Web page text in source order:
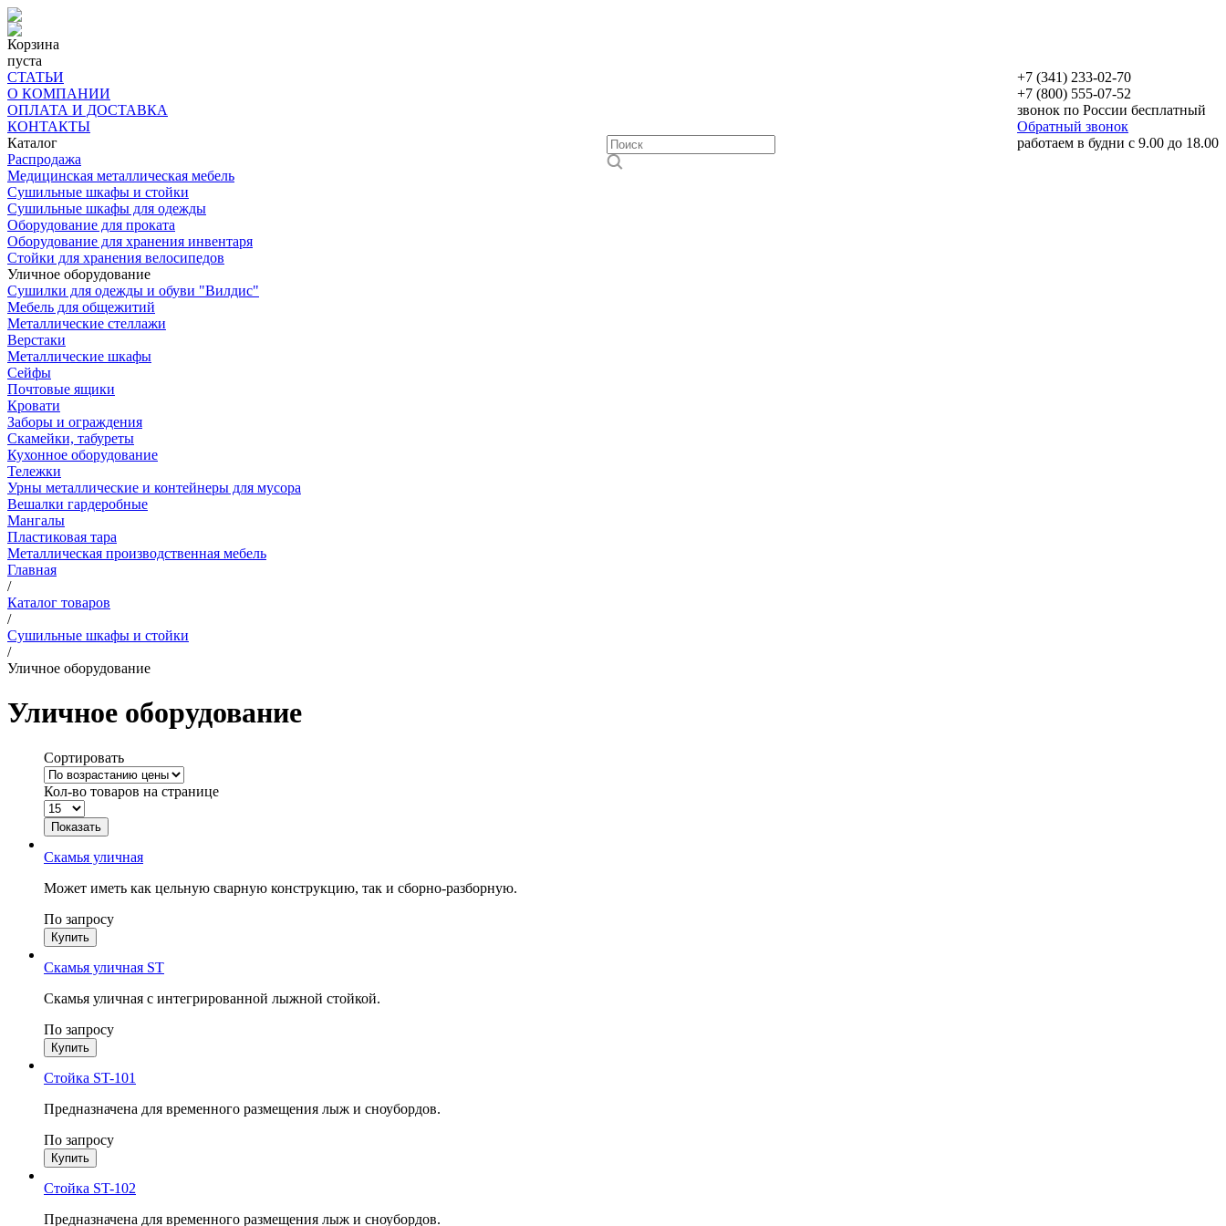
Корзина
пуста
+7 (341) 233-02-70
+7 (800) 555-07-52
звонок по России бесплатный
Обратный звонок
работаем в будни с 9.00 до 18.00
СТАТЬИ
О КОМПАНИИ
ОПЛАТА И ДОСТАВКА
КОНТАКТЫ
Каталог
Распродажа
Медицинская металлическая мебель
Сушильные шкафы и стойки
Сушильные шкафы для одежды
Оборудование для проката
Оборудование для хранения инвентаря
Стойки для хранения велосипедов
Уличное оборудование
Сушилки для одежды и обуви "Вилдис"
Мебель для общежитий
Металлические стеллажи
Верстаки
Металлические шкафы
Сейфы
Почтовые ящики
Кровати
Заборы и ограждения
Скамейки, табуреты
Кухонное оборудование
Тележки
Урны металлические и контейнеры для мусора
Вешалки гардеробные
Мангалы
Пластиковая тара
Металлическая производственная мебель
Главная
/
Каталог товаров
/
Сушильные шкафы и стойки
/
Уличное оборудование
Уличное оборудование
Сортировать
Кол-во товаров на странице
Скамья уличная
Может иметь как цельную сварную конструкцию, так и сборно-разборную.
По запросу
Скамья уличная ST
Скамья уличная с интегрированной лыжной стойкой.
По запросу
Стойка ST-101
Предназначена для временного размещения лыж и сноубордов.
По запросу
Стойка ST-102
Предназначена для временного размещения лыж и сноубордов.